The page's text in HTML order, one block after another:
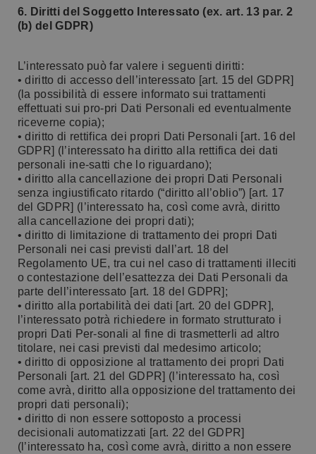
6. Diritti del Soggetto Interessato (ex. art. 13 par. 2
(b) del GDPR)
L’interessato può far valere i seguenti diritti:
• diritto di accesso dell’interessato [art. 15 del GDPR]
(la possibilità di essere informato sui trattamenti
effettuati sui pro-pri Dati Personali ed eventualmente
riceverne copia);
• diritto di rettifica dei propri Dati Personali [art. 16 del
GDPR] (l’interessato ha diritto alla rettifica dei dati
personali ine-satti che lo riguardano);
• diritto alla cancellazione dei propri Dati Personali
senza ingiustificato ritardo (“diritto all’oblio”) [art. 17
del GDPR] (l’interessato ha, così come avrà, diritto
alla cancellazione dei propri dati);
• diritto di limitazione di trattamento dei propri Dati
Personali nei casi previsti dall’art. 18 del
Regolamento UE, tra cui nel caso di trattamenti illeciti
o contestazione dell’esattezza dei Dati Personali da
parte dell’interessato [art. 18 del GDPR];
• diritto alla portabilità dei dati [art. 20 del GDPR],
l’interessato potrà richiedere in formato strutturato i
propri Dati Per-sonali al fine di trasmetterli ad altro
titolare, nei casi previsti dal medesimo articolo;
• diritto di opposizione al trattamento dei propri Dati
Personali [art. 21 del GDPR] (l’interessato ha, così
come avrà, diritto alla opposizione del trattamento dei
propri dati personali);
• diritto di non essere sottoposto a processi
decisionali automatizzati [art. 22 del GDPR]
(l’interessato ha, così come avrà, diritto a non essere